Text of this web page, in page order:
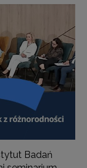
Badań